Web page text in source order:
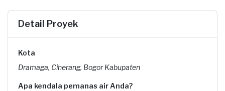
Detail Proyek
Kota
Dramaga, Ciherang, Bogor Kabupaten
Apa kendala pemanas air Anda?